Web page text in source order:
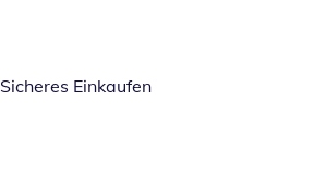
Sicheres Einkaufen